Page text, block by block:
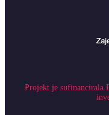
Projekt je sufinancirala